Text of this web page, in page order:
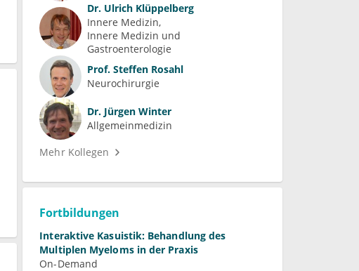
Dr. Ulrich Klüppelberg
Innere Medizin
Innere Medizin und
Gastroenterologie
Prof. Steffen Rosahl
Neurochirurgie
Dr. Jürgen Winter
Allgemeinmedizin
Mehr Kollegen
Fortbildungen
Interaktive Kasuistik: Behandlung des
Multiplen Myeloms in der Praxis
On-Demand